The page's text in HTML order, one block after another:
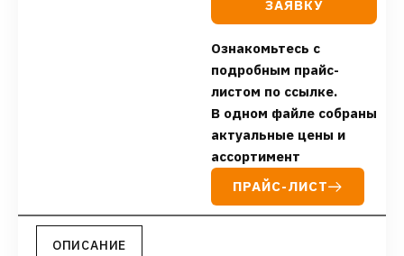
ЗАЯВКУ
Ознакомьтесь с
подробным прайс-
листом по ссылке.
В одном файле собраны
актуальные цены и
ассортимент
ПРАЙС-ЛИСТ
ОПИСАНИЕ